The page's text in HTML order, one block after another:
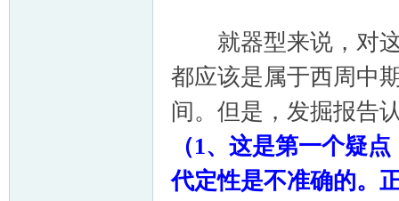
就器型来说，对这
都应该是属于西周中
间。但是，发掘报告
（1、这是第一个疑
代定性是不准确的。